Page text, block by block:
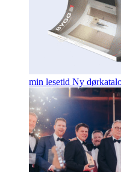
min lesetid Ny